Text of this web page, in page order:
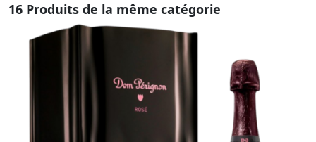
16 Produits de la même catégorie